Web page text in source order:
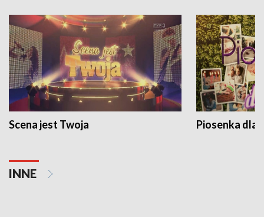
Scena jest Twoja Piosenka dla
INNE